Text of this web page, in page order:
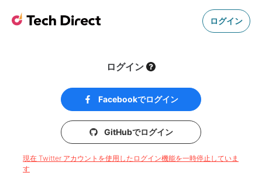
ログイン
ログイン
Facebookでログイン
GitHubでログイン
現在 Twitter アカウントを使用したログイン機能を一時停止していま
す